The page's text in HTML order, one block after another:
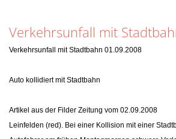
Verkehrsunfall mit
Verkehrsunfall mit Stadtbahn 01.09.2008
Auto kollidiert mit Stadtbahn
Artikel aus der Filder Zeitung vom 02.09.2008
Leinfelden (red). Bei einer Kollision mit einer